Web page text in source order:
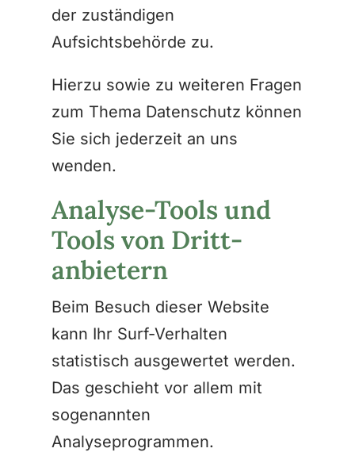
der zuständigen
Aufsichtsbehörde zu.
Hierzu sowie zu weiteren Fragen
zum Thema Datenschutz können
Sie sich jederzeit an uns
wenden.
Analyse-Tools und
Tools von Dritt­
anbietern
Beim Besuch dieser Website
kann Ihr Surf-Verhalten
statistisch ausgewertet werden.
Das geschieht vor allem mit
sogenannten
Analyseprogrammen.